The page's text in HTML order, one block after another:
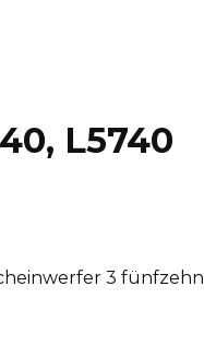
L5740
3 fünfzehn